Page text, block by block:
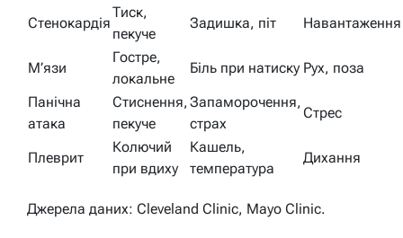
Стенокардія
Тиск,
пекуче
Задишка, піт Навантаження
М’язи
Гостре,
локальне
Біль при натиску Рух, поза
Панічна
атака
Стиснення,
пекуче
Запаморочення,
страх
Стрес
Плеврит
Колючий
при вдиху
Кашель,
температура
Дихання
Джерела даних: Cleveland Clinic, Mayo Clinic.